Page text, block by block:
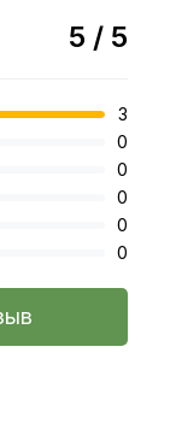
5 / 5
3
0
0
0
0
0